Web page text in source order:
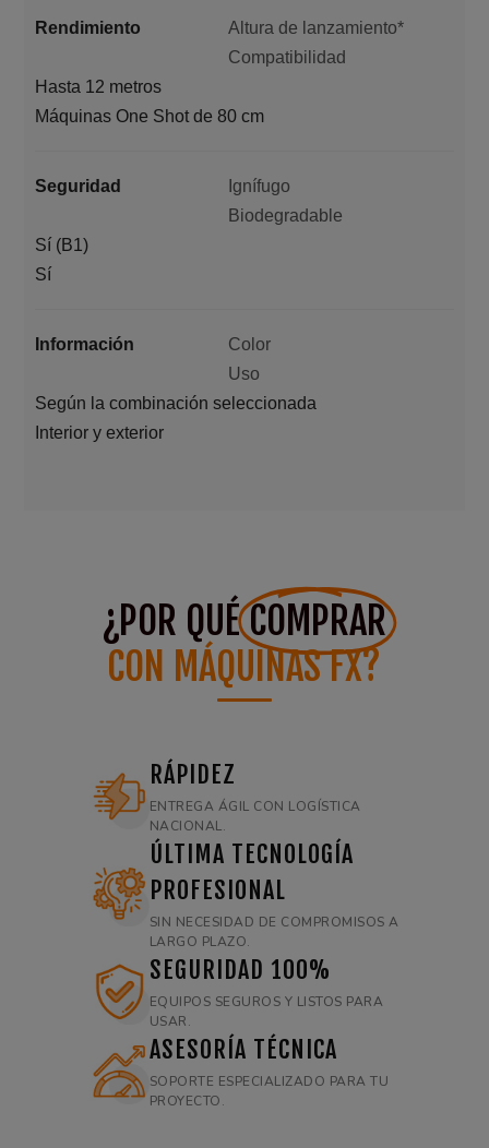
Rendimiento
Altura de lanzamiento*
Compatibilidad
Hasta 12 metros
Máquinas One Shot de 80 cm
Seguridad
Ignífugo
Biodegradable
Sí (B1)
Sí
Información
Color
Uso
Según la combinación seleccionada
Interior y exterior
¿POR QUÉCOMPRAR
CON MÁQUINAS FX?
RÁPIDEZ
ENTREGA ÁGIL CON LOGÍSTICA
NACIONAL.
ÚLTIMA TECNOLOGÍA
PROFESIONAL
SIN NECESIDAD DE COMPROMISOS A
LARGO PLAZO.
SEGURIDAD 100%
EQUIPOS SEGUROS Y LISTOS PARA
USAR.
ASESORÍA TÉCNICA
SOPORTE ESPECIALIZADO PARA TU
PROYECTO.